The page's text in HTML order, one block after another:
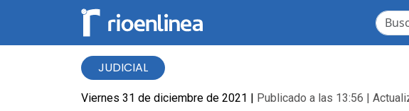
JUDICIAL
Viernes 31 de diciembre de 2021 | Publicado a las 13:56 |